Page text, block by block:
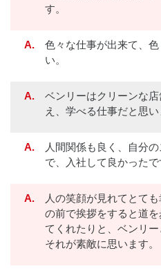
す。
A.
色々な仕事が出来て、
い。
A.
ベンリーはクリーンな
え、学べる仕事だと思い
A.
人間関係も良く、自分
で、入社して良かったで
A.
人の笑顔が見れてとて
の前で挨拶をすると道
てくれたりと、ベンリー
それが素敵に思います。